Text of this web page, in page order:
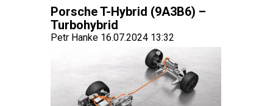
Porsche T-Hybrid (9A3B6) –
Turbohybrid
Petr Hanke 16.07.2024 13:32